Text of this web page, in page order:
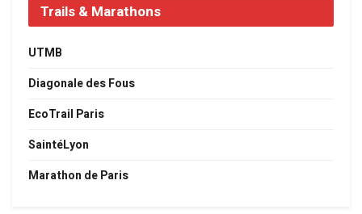
Trails & Marathons
UTMB
Diagonale des Fous
EcoTrail Paris
SaintéLyon
Marathon de Paris